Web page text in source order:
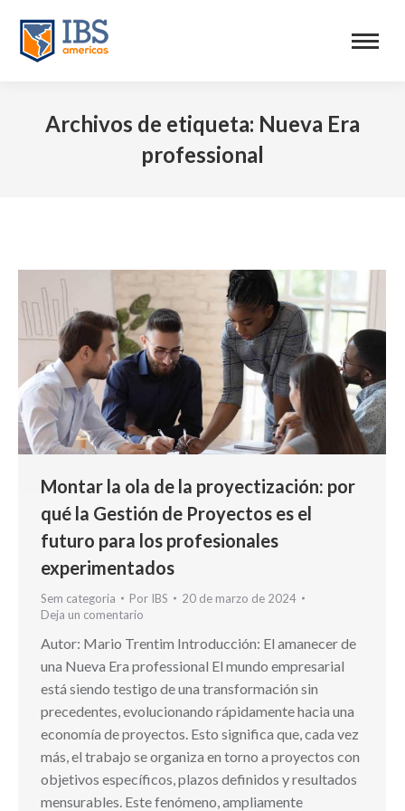
Archivos de etiqueta: Nueva Era
professional
Montar la ola de la proyectización: por
qué la Gestión de Proyectos es el
futuro para los profesionales
experimentados
Sem categoria Por IBS
20 de marzo de 2024
Deja un comentario
Autor: Mario Trentim Introducción: El amanecer de
una Nueva Era professional El mundo empresarial
está siendo testigo de una transformación sin
precedentes, evolucionando rápidamente hacia una
economía de proyectos. Esto significa que, cada vez
más, el trabajo se organiza en torno a proyectos con
objetivos específicos, plazos definidos y resultados
mensurables. Este fenómeno, ampliamente